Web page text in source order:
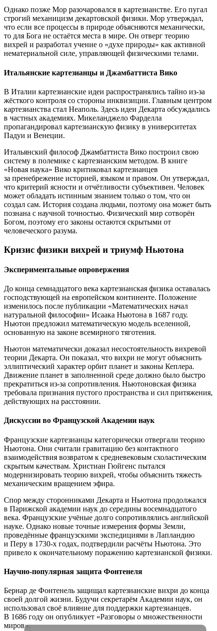
Однако позже Мор разочаровался в картезианстве. Его пугал
строгий механицизм декартовской физики. Мор утверждал,
что если все процессы в природе объясняются механически,
то для Бога не остаётся места в мире. Он отверг теорию
вихрей и разработал учение о «духе природы» как активной
нематериальной силе, управляющей физическими телами.
Итальянские картезианцы и Джамбаттиста Вико
В Италии картезианские идеи распространялись тайно из-за
жёсткого контроля со стороны инквизиции. Главным центром
картезианства стал Неаполь. Здесь идеи Декарта обсуждались
в частных академиях. Микеланджело Фарделла
пропагандировал картезианскую физику в университетах
Падуи и Венеции.
Итальянский философ Джамбаттиста Вико построил свою
систему в полемике с картезианским методом. В книге
«Новая наука» Вико критиковал картезианцев
за пренебрежение историей, языком и правом. Он утверждал,
что критерий ясности и отчётливости субъективен. Человек
может обладать истинным знанием только о том, что он
создал сам. История создана людьми, поэтому она может быть
познана с научной точностью. Физический мир сотворён
Богом, поэтому его законы остаются скрытыми от
человеческого разума.
Кризис физики вихрей и триумф Ньютона
Экспериментальные опровержения
До конца семнадцатого века картезианская физика оставалась
господствующей на европейском континенте. Положение
изменилось после публикации «Математических начал
натуральной философии» Исаака Ньютона в 1687 году.
Ньютон предложил математическую модель вселенной,
основанную на законе всемирного тяготения.
Ньютон математически доказал несостоятельность вихревой
теории Декарта. Он показал, что вихри не могут объяснить
эллиптический характер орбит планет и законы Кеплера.
Движение планет в заполненной среде должно было быстро
прекратиться из-за сопротивления. Ньютоновская физика
требовала признания пустого пространства и сил притяжения,
действующих на расстоянии.
Дискуссии во Французской Академии наук
Французские картезианцы категорически отвергали теорию
Ньютона. Они считали гравитацию без контактного
взаимодействия возвратом к средневековым схоластическим
скрытым качествам. Христиан Гюйгенс пытался
модернизировать теорию вихрей, чтобы объяснить тяжесть
механическим вращением эфира.
Спор между сторонниками Декарта и Ньютона продолжался
в Парижской академии наук до середины восемнадцатого
века. Французские учёные долго сопротивлялись английской
науке. Однако новые точные измерения формы Земли,
проведённые французскими экспедициями в Лапландию
и Перу в 1730-х годах, подтвердили расчёты Ньютона. Это
привело к окончательному поражению картезианской физики.
Научно-популярная защита Фонтенеля
Бернар де Фонтенель защищал картезианские вихри до конца
своей долгой жизни. Будучи секретарём Академии наук, он
использовал своё влияние для поддержки картезианцев.
В 1686 году он опубликует «Разговоры о множественности
миров».